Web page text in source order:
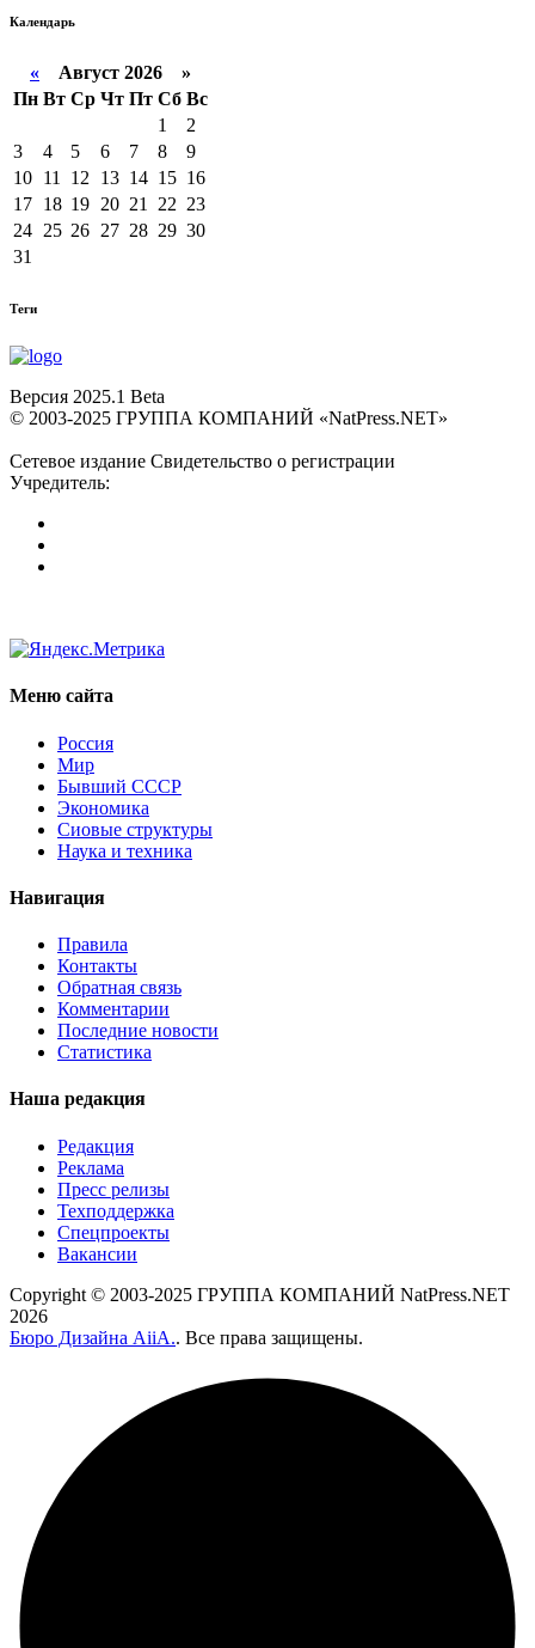
Календарь
« Август 2026 »
Пн Вт Ср Чт Пт Сб Вс
1
2
3
4 5 6 7 8
9
10 11 12 13 14 15 16
17 18 19 20 21 22 23
24 25 26 27 28 29 30
31
Теги
Версия 2025.1 Beta
© 2003-2025 ГРУППА КОМПАНИЙ «NatPress.NET»
Сетевое издание Свидетельство о регистрации
Учредитель:
Меню сайта
Россия
Мир
Бывший СССР
Экономика
Сиовые структуры
Наука и техника
Навигация
Правила
Контакты
Обратная связь
Комментарии
Последние новости
Статистика
Наша редакция
Редакция
Реклама
Пресс релизы
Техподдержка
Спецпроекты
Вакансии
Copyright © 2003-2025 ГРУППА КОМПАНИЙ NatPress.NET
2026
Бюро Дизайна AiiA.. Все права защищены.